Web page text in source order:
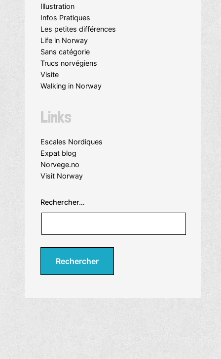
Illustration
Infos Pratiques
Les petites différences
Life in Norway
Sans catégorie
Trucs norvégiens
Visite
Walking in Norway
Links
Escales Nordiques
Expat blog
Norvege.no
Visit Norway
Rechercher…